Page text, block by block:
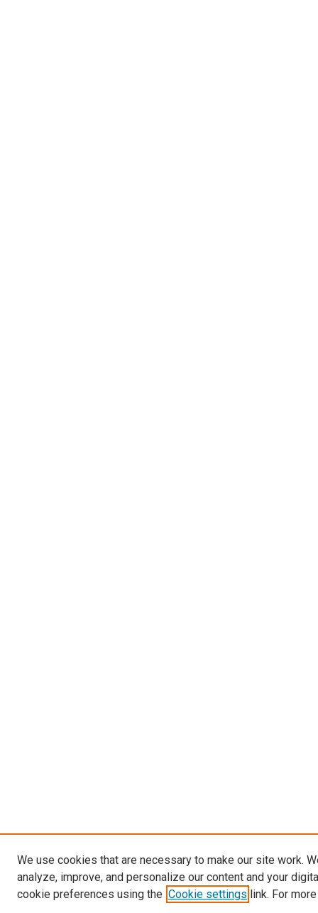
We use cookies that are necessary to make our site work.
analyze, improve, and personalize our content and your
cookie preferences using the Cookie settings link. For